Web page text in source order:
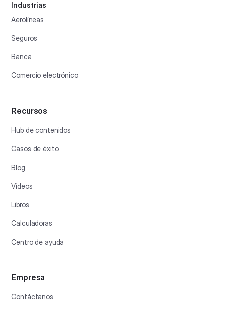
Industrias
Aerolíneas
Seguros
Banca
Comercio electrónico
Recursos
Hub de contenidos
Casos de éxito
Blog
Vídeos
Libros
Calculadoras
Centro de ayuda
Empresa
Contáctanos